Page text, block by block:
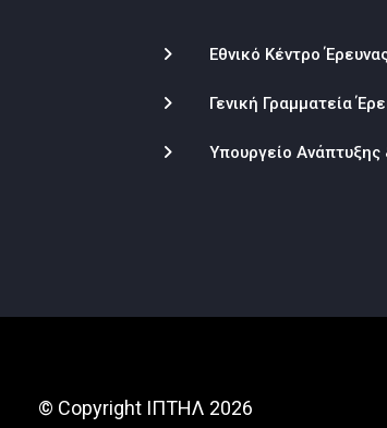
Εθνικό Κέντρο
Γενική Γραμματεία
Υπουργείο
© Copyright ΙΠΤΗΛ 2026